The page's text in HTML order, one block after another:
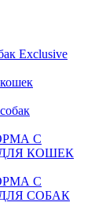
Exclusive
С
КОШЕК
С
СОБАК